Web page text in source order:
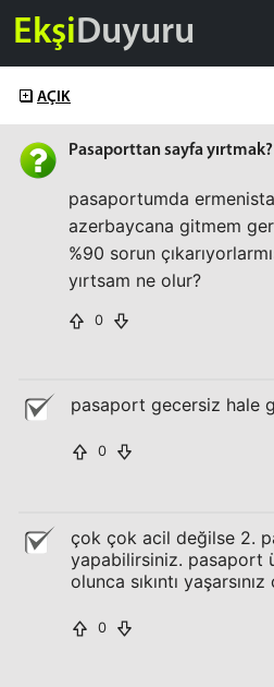
EkşiDuyuru
AÇIK
Pasaporttan sayfa yırtmak?
pasaportumda
azerbaycana gitmem
%90 sorun
yırtsam ne olur?
0
pasaport gecersiz hale
0
çok çok acil değilse 2.
yapabilirsiniz. pasaport
olunca sıkıntı
0